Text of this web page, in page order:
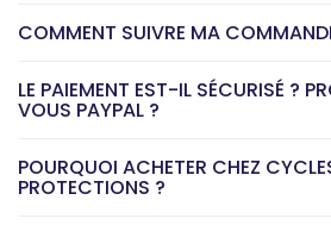
COMMENT SUIVRE MA
LE PAIEMENT EST-IL SÉCURISÉ ?
VOUS PAYPAL ?
POURQUOI ACHETER CHEZ
PROTECTIONS ?